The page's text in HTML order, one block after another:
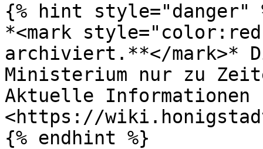
{% hint style="danger"
*<mark
archiviert.**</mark>*
Ministerium nur zu
Aktuelle
<https://
{% endhint %}